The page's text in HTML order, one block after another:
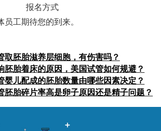
工期待您的到来。
取胚胎滋养层细胞，有伤害吗？
胚胎着床的原因，美国试管如何规避？
婴儿配成的胚胎数量由哪些因素决定？
胚胎碎片率高是卵子原因还是精子问题？